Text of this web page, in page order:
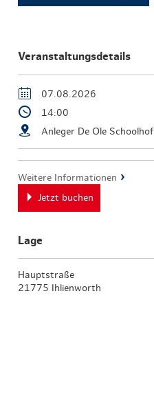
Veranstaltungsdetails
07.08.2026
14:00
Anleger De Ole Schoolhof
Weitere Informationen
Jetzt buchen
Lage
Hauptstraße
21775 Ihlienworth